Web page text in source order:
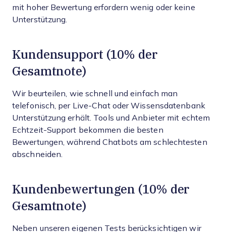
mit hoher Bewertung erfordern wenig oder keine
Unterstützung.
Kundensupport (10% der
Gesamtnote)
Wir beurteilen, wie schnell und einfach man
telefonisch, per Live-Chat oder Wissensdatenbank
Unterstützung erhält. Tools und Anbieter mit echtem
Echtzeit-Support bekommen die besten
Bewertungen, während Chatbots am schlechtesten
abschneiden.
Kundenbewertungen (10% der
Gesamtnote)
Neben unseren eigenen Tests berücksichtigen wir